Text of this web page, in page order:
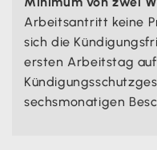
Arbeitsantritt keine
sich die
ersten Arbeitstag auf
sechsmonatigen